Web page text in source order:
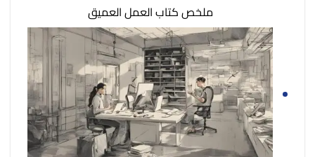
ملخص كتاب العمل العميق